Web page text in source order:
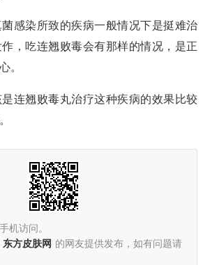
感染所致的疾病一般情况下是挺难治
，吃连翘败毒会有那样的情况，是正
。
连翘败毒丸治疗这种疾病的效果比较
机访问。
东方皮肤网 的网友提供发布，如有问题请